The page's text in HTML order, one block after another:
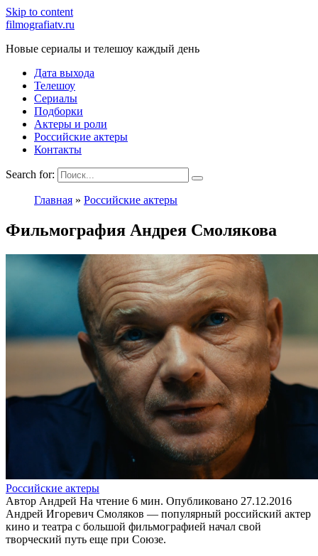
Skip to content
filmografiatv.ru
Новые сериалы и телешоу каждый день
Дата выхода
Телешоу
Сериалы
Подборки
Актеры и роли
Российские актеры
Контакты
Search for:
Главная » Российские актеры
Фильмография Андрея Смолякова
Российские актеры
Автор Андрей На чтение 6 мин. Опубликовано 27.12.2016
Андрей Игоревич Смоляков — популярный российский актер
кино и театра с большой фильмографией начал свой
творческий путь еще при Союзе.